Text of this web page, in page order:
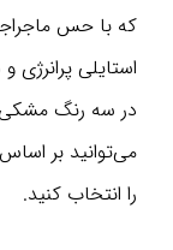
که با حس
استایلی پرانرژی
در سه رنگ
می‌توانید بر
را انتخاب کنید.